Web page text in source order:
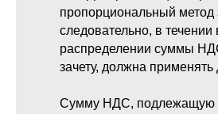
пропорциональный метод
следовательно, в течении
распределении суммы
зачету, должна
Сумму НДС, подлежащую